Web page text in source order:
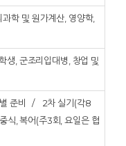
학 및 원가계산, 영양학,
생, 군조리입대병, 창업 및
별 준비 / 2차 실기(각8
식, 복어(주3회, 요일은 협